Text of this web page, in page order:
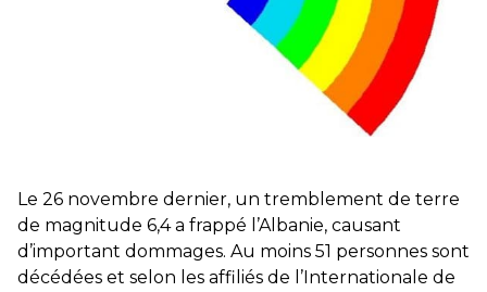
Le 26 novembre dernier, un tremblement de terre
de magnitude 6,4 a frappé l’Albanie, causant
d’important dommages. Au moins 51 personnes sont
décédées et selon les affiliés de l’Internationale de